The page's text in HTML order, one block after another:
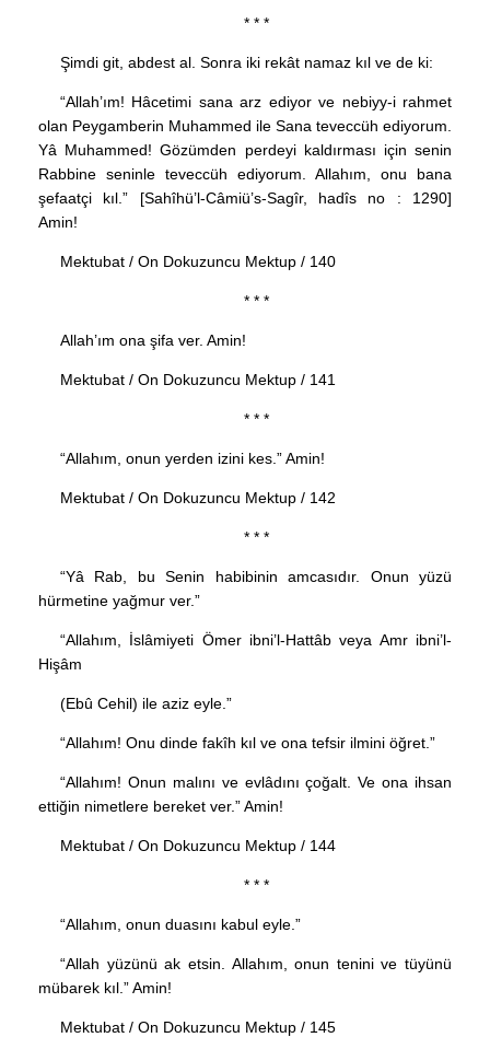
* * *
Şimdi git, abdest al. Sonra iki rekât namaz kıl ve de ki:
“Allah’ım! Hâcetimi sana arz ediyor ve nebiyy-i rahmet
olan Peygamberin Muhammed ile Sana teveccüh ediyorum.
Yâ Muhammed! Gözümden perdeyi kaldırması için senin
Rabbine seninle teveccüh ediyorum. Allahım, onu bana
şefaatçi kıl.” [Sahîhü’l-Câmiü’s-Sagîr, hadîs no : 1290]
Amin!
Mektubat / On Dokuzuncu Mektup / 140
* * *
Allah’ım ona şifa ver. Amin!
Mektubat / On Dokuzuncu Mektup / 141
* * *
“Allahım, onun yerden izini kes.” Amin!
Mektubat / On Dokuzuncu Mektup / 142
* * *
“Yâ Rab, bu Senin habibinin amcasıdır. Onun yüzü
hürmetine yağmur ver.”
“Allahım, İslâmiyeti Ömer ibni’l-Hattâb veya Amr ibni’l-
Hişâm
(Ebû Cehil) ile aziz eyle.”
“Allahım! Onu dinde fakîh kıl ve ona tefsir ilmini öğret.”
“Allahım! Onun malını ve evlâdını çoğalt. Ve ona ihsan
ettiğin nimetlere bereket ver.” Amin!
Mektubat / On Dokuzuncu Mektup / 144
* * *
“Allahım, onun duasını kabul eyle.”
“Allah yüzünü ak etsin. Allahım, onun tenini ve tüyünü
mübarek kıl.” Amin!
Mektubat / On Dokuzuncu Mektup / 145